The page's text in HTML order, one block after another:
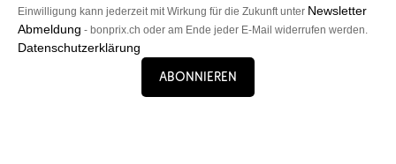
Einwilligung kann jederzeit mit Wirkung für die Zukunft unter Newsletter
Abmeldung - bonprix.ch oder am Ende jeder E-Mail widerrufen werden.
Datenschutzerklärung
Abonnieren